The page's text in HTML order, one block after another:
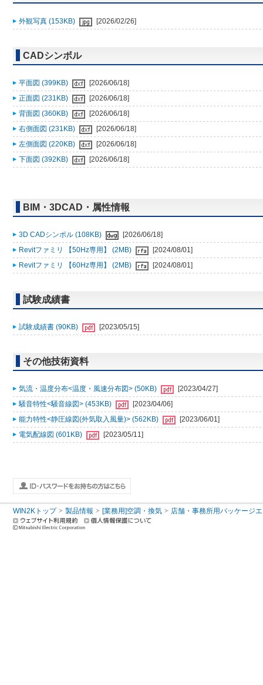
外観写真 (153KB) [2026/02/26]
CADシンボル
平面図 (399KB)
[2026/06/18]
正面図 (231KB)
[2026/06/18]
背面図 (360KB)
[2026/06/18]
右側面図 (231KB)
[2026/06/18]
左側面図 (220KB)
[2026/06/18]
下面図 (392KB)
[2026/06/18]
BIM・3DCAD・属性情報
3D CADシンボル (108KB)
[2026/06/18]
Revitファミリ 【50Hz専用】 (2MB)
[2024/08/01]
Revitファミリ 【60Hz専用】 (2MB)
[2024/08/01]
試験成績書
試験成績書 (90KB) [2023/05/15]
その他技術資料
気流・温度分布<温度・風速分布図> (50KB)
[2023/04/27]
騒音特性<騒音線図> (453KB)
[2023/04/06]
能力特性<静圧線図(外気取入風量)> (562KB)
[2023/06/01]
電気配線図 (601KB)
[2023/05/11]
WIN2Kトップ 製品情報 [業務用]空調・換気 店舗・事務所用パッケージ